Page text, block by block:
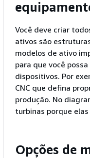
Você deve criar
ativos são
modelos de ativo
para que você
dispositivos. Por
CNC que defina
produção. No
turbinas porque
Opções de